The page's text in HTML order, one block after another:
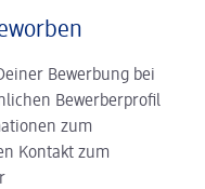
Bewerbung bei
Bewerberprofil
zum
Kontakt zum